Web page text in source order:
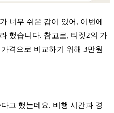
너무 쉬운 감이 있어, 이번에
했습니다. 참고로, 티켓2의 가
격으로 비교하기 위해 3만원
고 했는데요. 비행 시간과 경